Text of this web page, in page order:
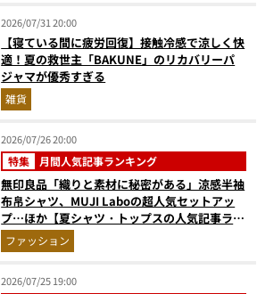
2026/07/31 20:00
【寝ている間に疲労回復】接触冷感で涼しく快
適！夏の救世主「BAKUNE」のリカバリーパ
ジャマが優秀すぎる
雑貨
2026/07/26 20:00
特集 月間人気記事ランキング
無印良品「織りと素材に秘密がある」涼感半袖
布帛シャツ、MUJI Laboの超人気セットアッ
プ…ほか【夏シャツ・トップスの人気記事ラン
キングベスト3】（2026年6月版）
ファッション
2026/07/25 19:00